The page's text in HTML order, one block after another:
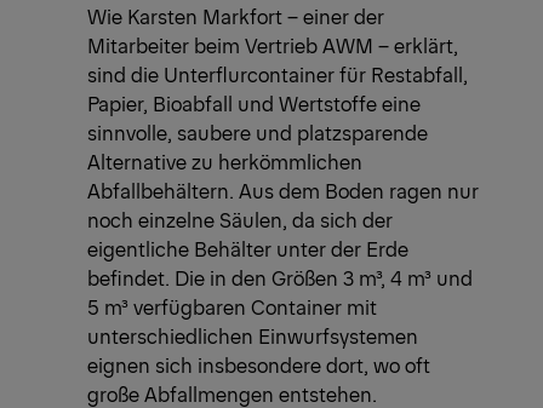
Wie Karsten Markfort – einer der
Mitarbeiter beim Vertrieb AWM – erklärt,
sind die Unterflurcontainer für Restabfall,
Papier, Bioabfall und Wertstoffe eine
sinnvolle, saubere und platzsparende
Alternative zu herkömmlichen
Abfallbehältern. Aus dem Boden ragen nur
noch einzelne Säulen, da sich der
eigentliche Behälter unter der Erde
befindet. Die in den Größen 3 m³, 4 m³ und
5 m³ verfügbaren Container mit
unterschiedlichen Einwurfsystemen
eignen sich insbesondere dort, wo oft
große Abfallmengen entstehen.